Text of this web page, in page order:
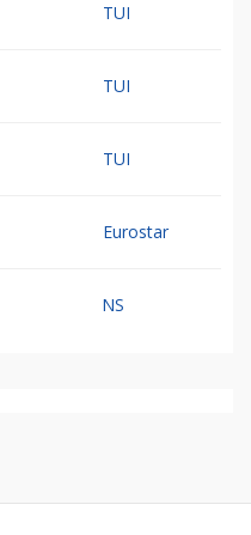
TUI
TUI
TUI
Eurostar
NS